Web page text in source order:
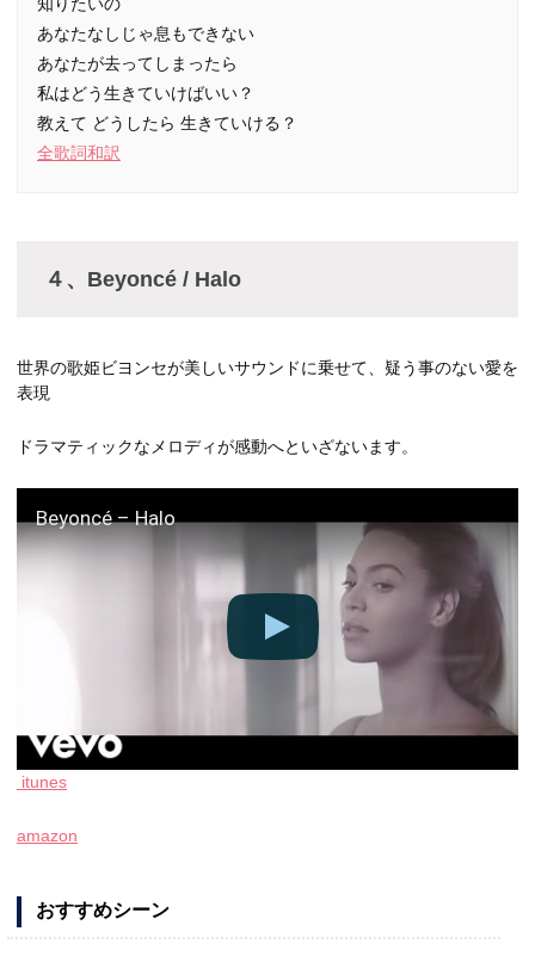
あなたなしじゃ息もできない
あなたが去ってしまったら
私はどう生きていけばいい？
教えて どうしたら 生きていける？
全歌詞和訳
４、Beyoncé / Halo
世界の歌姫ビヨンセが美しいサウンドに乗せて、疑う事のない愛を
表現
ドラマティックなメロディが感動へといざないます。
Beyoncé – Halo
itunes
amazon
おすすめシーン